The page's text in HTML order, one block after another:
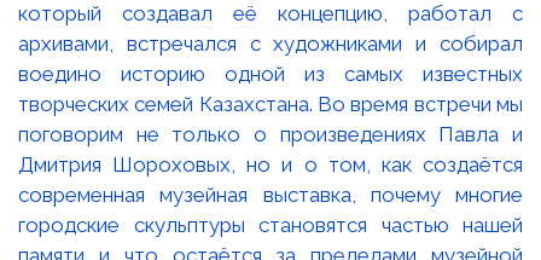
который создавал её концепцию, работал с
архивами, встречался с художниками и собирал
воедино историю одной из самых известных
творческих семей Казахстана. Во время встречи мы
поговорим не только о произведениях Павла и
Дмитрия Шороховых, но и о том, как создаётся
современная музейная выставка, почему многие
городские скульптуры становятся частью нашей